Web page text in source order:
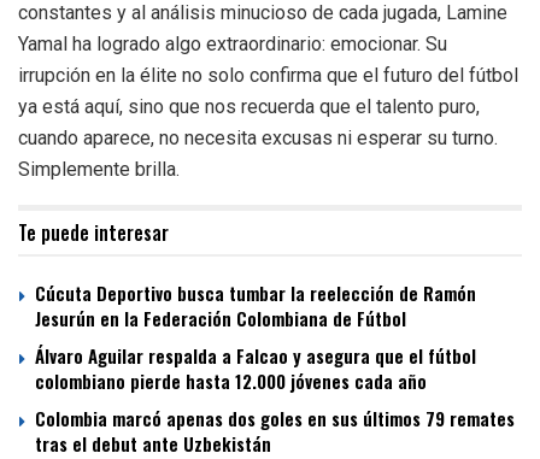
constantes y al análisis minucioso de cada jugada, Lamine
Yamal ha logrado algo extraordinario: emocionar. Su
irrupción en la élite no solo confirma que el futuro del fútbol
ya está aquí, sino que nos recuerda que el talento puro,
cuando aparece, no necesita excusas ni esperar su turno.
Simplemente brilla.
Te puede interesar
Cúcuta Deportivo busca tumbar la reelección de Ramón
Jesurún en la Federación Colombiana de Fútbol
Álvaro Aguilar respalda a Falcao y asegura que el fútbol
colombiano pierde hasta 12.000 jóvenes cada año
Colombia marcó apenas dos goles en sus últimos 79 remates
tras el debut ante Uzbekistán